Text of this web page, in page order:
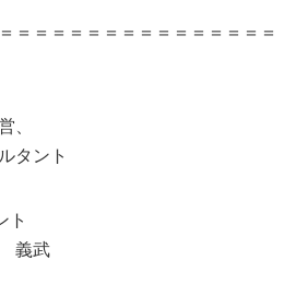
＝＝＝＝＝＝＝＝＝＝＝＝＝＝＝
、
タント
ト
武